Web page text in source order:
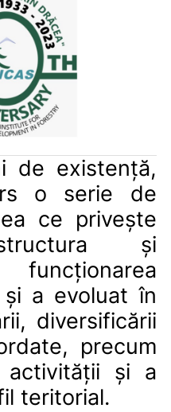
de existență,
o serie de
ce privește
și
a evoluat în
diversificării
precum
și a
teritorial.